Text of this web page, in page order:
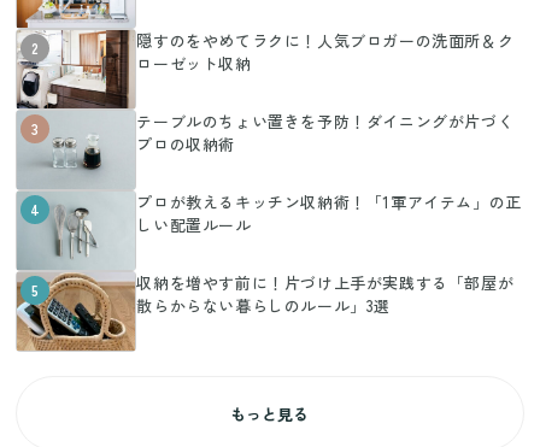
2
隠すのをやめてラクに！人気ブロガーの洗面所＆ク
ローゼット収納
3
テーブルのちょい置きを予防！ダイニングが片づく
プロの収納術
4
プロが教えるキッチン収納術！「1軍アイテム」の正
しい配置ルール
5
収納を増やす前に！片づけ上手が実践する「部屋が
散らからない暮らしのルール」3選
もっと見る